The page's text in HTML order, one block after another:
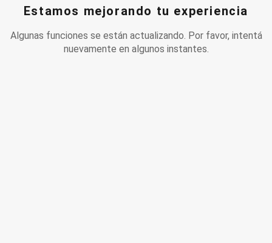
Estamos mejorando tu experiencia
Algunas funciones se están actualizando. Por favor, intentá
nuevamente en algunos instantes.